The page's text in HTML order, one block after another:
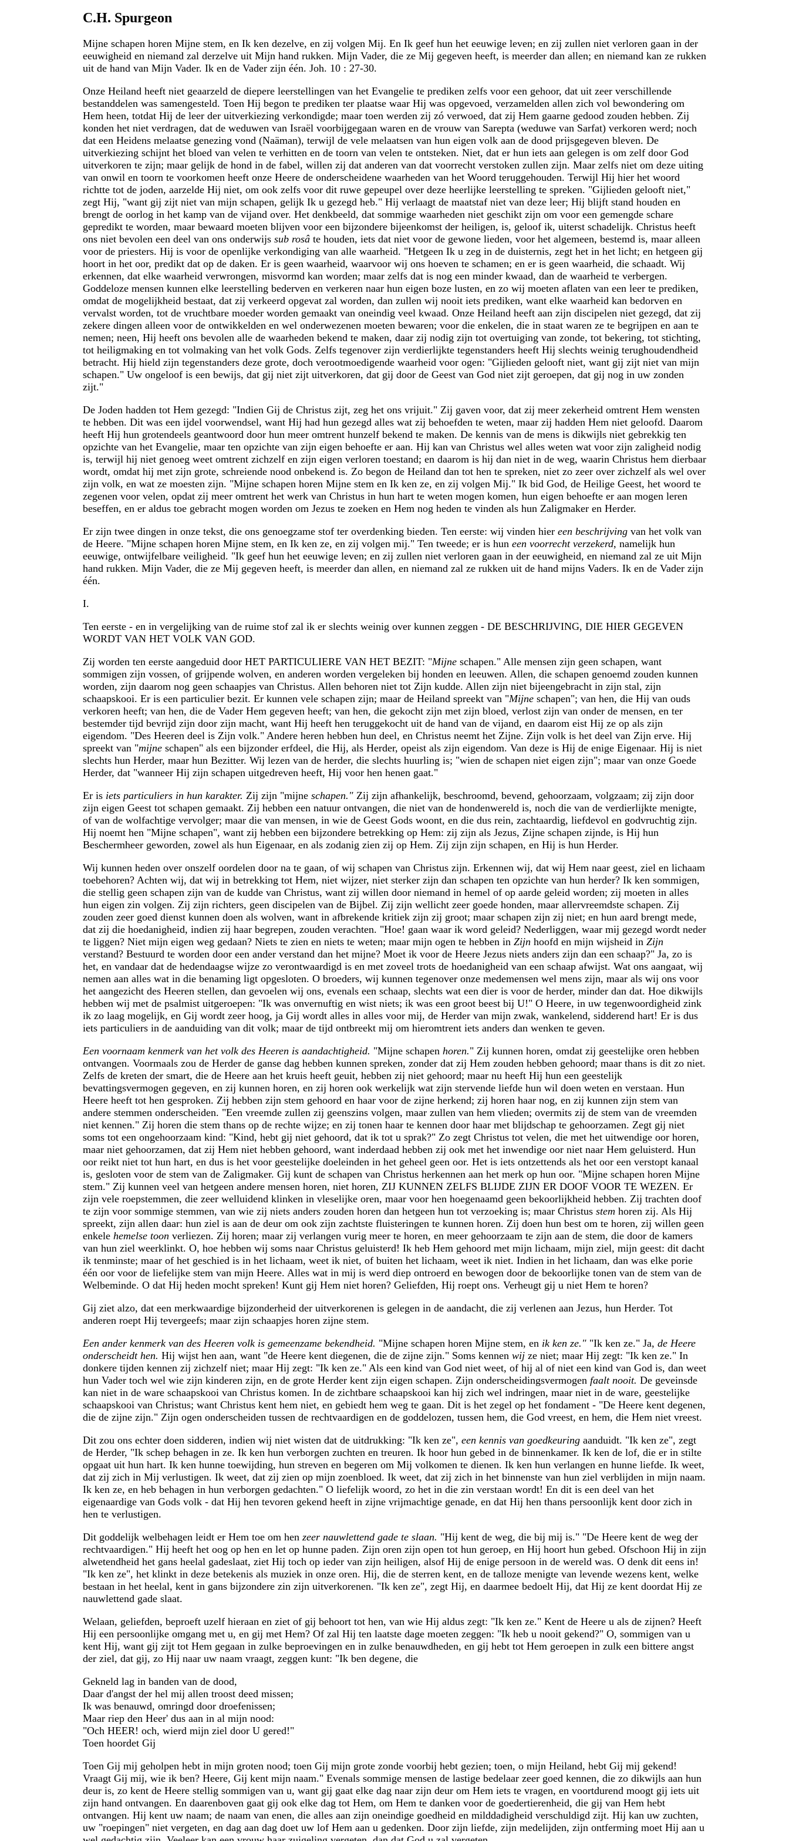
C.H. Spurgeon
Mijne schapen horen Mijne stem, en Ik ken dezelve, en zij volgen Mij. En Ik geef hun het eeuwige leven; en zij zullen niet verloren gaan in der
eeuwigheid en niemand zal derzelve uit Mijn hand rukken. Mijn Vader, die ze Mij gegeven heeft, is meerder dan allen; en niemand kan ze rukken
uit de hand van Mijn Vader. Ik en de Vader zijn één. Joh. 10 : 27-30.
Onze Heiland heeft niet geaarzeld de diepere leerstellingen van het Evangelie te prediken zelfs voor een gehoor, dat uit zeer verschillende
bestanddelen was samengesteld. Toen Hij begon te prediken ter plaatse waar Hij was opgevoed, verzamelden allen zich vol bewondering om
Hem heen, totdat Hij de leer der uitverkiezing verkondigde; maar toen werden zij zó verwoed, dat zij Hem gaarne gedood zouden hebben. Zij
konden het niet verdragen, dat de weduwen van Israël voorbijgegaan waren en de vrouw van Sarepta (weduwe van Sarfat) verkoren werd; noch
dat een Heidens melaatse genezing vond (Naäman), terwijl de vele melaatsen van hun eigen volk aan de dood prijsgegeven bleven. De
uitverkiezing schijnt het bloed van velen te verhitten en de toorn van velen te ontsteken. Niet, dat er hun iets aan gelegen is om zelf door God
uitverkoren te zijn; maar gelijk de hond in de fabel, willen zij dat anderen van dat voorrecht verstoken zullen zijn. Maar zelfs niet om deze uiting
van onwil en toorn te voorkomen heeft onze Heere de onderscheidene waarheden van het Woord teruggehouden. Terwijl Hij hier het woord
richtte tot de joden, aarzelde Hij niet, om ook zelfs voor dit ruwe gepeupel over deze heerlijke leerstelling te spreken. "Gijlieden gelooft niet,"
zegt Hij, "want gij zijt niet van mijn schapen, gelijk Ik u gezegd heb." Hij verlaagt de maatstaf niet van deze leer; Hij blijft stand houden en
brengt de oorlog in het kamp van de vijand over. Het denkbeeld, dat sommige waarheden niet geschikt zijn om voor een gemengde schare
gepredikt te worden, maar bewaard moeten blijven voor een bijzondere bijeenkomst der heiligen, is, geloof ik, uiterst schadelijk. Christus heeft
ons niet bevolen een deel van ons onderwijs sub rosâte houden, iets dat niet voor de gewone lieden, voor het algemeen, bestemd is, maar alleen
voor de priesters. Hij is voor de openlijke verkondiging van alle waarheid. "Hetgeen Ik u zeg in de duisternis, zegt het in het licht; en hetgeen gij
hoort in het oor, predikt dat op de daken. Er is geen waarheid, waarvoor wij ons hoeven te schamen; en er is geen waarheid, die schaadt. Wij
erkennen, dat elke waarheid verwrongen, misvormd kan worden; maar zelfs dat is nog een minder kwaad, dan de waarheid te verbergen.
Goddeloze mensen kunnen elke leerstelling bederven en verkeren naar hun eigen boze lusten, en zo wij moeten aflaten van een leer te prediken,
omdat de mogelijkheid bestaat, dat zij verkeerd opgevat zal worden, dan zullen wij nooit iets prediken, want elke waarheid kan bedorven en
vervalst worden, tot de vruchtbare moeder worden gemaakt van oneindig veel kwaad. Onze Heiland heeft aan zijn discipelen niet gezegd, dat zij
zekere dingen alleen voor de ontwikkelden en wel onderwezenen moeten bewaren; voor die enkelen, die in staat waren ze te begrijpen en aan te
nemen; neen, Hij heeft ons bevolen alle de waarheden bekend te maken, daar zij nodig zijn tot overtuiging van zonde, tot bekering, tot stichting,
tot heiligmaking en tot volmaking van het volk Gods. Zelfs tegenover zijn verdierlijkte tegenstanders heeft Hij slechts weinig terughoudendheid
betracht. Hij hield zijn tegenstanders deze grote, doch verootmoedigende waarheid voor ogen: "Gijlieden gelooft niet, want gij zijt niet van mijn
schapen." Uw ongeloof is een bewijs, dat gij niet zijt uitverkoren, dat gij door de Geest van God niet zijt geroepen, dat gij nog in uw zonden
zijt."
De Joden hadden tot Hem gezegd: "Indien Gij de Christus zijt, zeg het ons vrijuit." Zij gaven voor, dat zij meer zekerheid omtrent Hem wensten
te hebben. Dit was een ijdel voorwendsel, want Hij had hun gezegd alles wat zij behoefden te weten, maar zij hadden Hem niet geloofd. Daarom
heeft Hij hun grotendeels geantwoord door hun meer omtrent hunzelf bekend te maken. De kennis van de mens is dikwijls niet gebrekkig ten
opzichte van het Evangelie, maar ten opzichte van zijn eigen behoefte er aan. Hij kan van Christus wel alles weten wat voor zijn zaligheid nodig
is, terwijl hij niet genoeg weet omtrent zichzelf en zijn eigen verloren toestand; en daarom is hij dan niet in de weg, waarin Christus hem dierbaar
wordt, omdat hij met zijn grote, schreiende nood onbekend is. Zo begon de Heiland dan tot hen te spreken, niet zo zeer over zichzelf als wel over
zijn volk, en wat ze moesten zijn. "Mijne schapen horen Mijne stem en Ik ken ze, en zij volgen Mij." Ik bid God, de Heilige Geest, het woord te
zegenen voor velen, opdat zij meer omtrent het werk van Christus in hun hart te weten mogen komen, hun eigen behoefte er aan mogen leren
beseffen, en er aldus toe gebracht mogen worden om Jezus te zoeken en Hem nog heden te vinden als hun Zaligmaker en Herder.
Er zijn twee dingen in onze tekst, die ons genoegzame stof ter overdenking bieden. Ten eerste: wij vinden hier een beschrijvingvan het volk van
de Heere. "Mijne schapen horen Mijne stem, en Ik ken ze, en zij volgen mij." Ten tweede; er is hun een voorrecht verzekerd, namelijk hun
eeuwige, ontwijfelbare veiligheid. "Ik geef hun het eeuwige leven; en zij zullen niet verloren gaan in der eeuwigheid, en niemand zal ze uit Mijn
hand rukken. Mijn Vader, die ze Mij gegeven heeft, is meerder dan allen, en niemand zal ze rukken uit de hand mijns Vaders. Ik en de Vader zijn
één.
I.
Ten eerste - en in vergelijking van de ruime stof zal ik er slechts weinig over kunnen zeggen - DE BESCHRIJVING, DIE HIER GEGEVEN
WORDT VAN HET VOLK VAN GOD.
Zij worden ten eerste aangeduid door HET PARTICULIERE VAN HET BEZIT: "Mijneschapen." Alle mensen zijn geen schapen, want
sommigen zijn vossen, of grijpende wolven, en anderen worden vergeleken bij honden en leeuwen. Allen, die schapen genoemd zouden kunnen
worden, zijn daarom nog geen schaapjes van Christus. Allen behoren niet tot Zijn kudde. Allen zijn niet bijeengebracht in zijn stal, zijn
schaapskooi. Er is een particulier bezit. Er kunnen vele schapen zijn; maar de Heiland spreekt van "Mijneschapen"; van hen, die Hij van ouds
verkoren heeft; van hen, die de Vader Hem gegeven heeft; van hen, die gekocht zijn met zijn bloed, verlost zijn van onder de mensen, en ter
bestemder tijd bevrijd zijn door zijn macht, want Hij heeft hen teruggekocht uit de hand van de vijand, en daarom eist Hij ze op als zijn
eigendom. "Des Heeren deel is Zijn volk." Andere heren hebben hun deel, en Christus neemt het Zijne. Zijn volk is het deel van Zijn erve. Hij
spreekt van "mijneschapen" als een bijzonder erfdeel, die Hij, als Herder, opeist als zijn eigendom. Van deze is Hij de enige Eigenaar. Hij is niet
slechts hun Herder, maar hun Bezitter. Wij lezen van de herder, die slechts huurling is; "wien de schapen niet eigen zijn"; maar van onze Goede
Herder, dat "wanneer Hij zijn schapen uitgedreven heeft, Hij voor hen henen gaat."
Er is iets particuliers in hun karakter. Zij zijn "mijne schapen."Zij zijn afhankelijk, beschroomd, bevend, gehoorzaam, volgzaam; zij zijn door
zijn eigen Geest tot schapen gemaakt. Zij hebben een natuur ontvangen, die niet van de hondenwereld is, noch die van de verdierlijkte menigte,
of van de wolfachtige vervolger; maar die van mensen, in wie de Geest Gods woont, en die dus rein, zachtaardig, liefdevol en godvruchtig zijn.
Hij noemt hen "Mijne schapen", want zij hebben een bijzondere betrekking op Hem: zij zijn als Jezus, Zijne schapen zijnde, is Hij hun
Beschermheer geworden, zowel als hun Eigenaar, en als zodanig zien zij op Hem. Zij zijn zijn schapen, en Hij is hun Herder.
Wij kunnen heden over onszelf oordelen door na te gaan, of wij schapen van Christus zijn. Erkennen wij, dat wij Hem naar geest, ziel en lichaam
toebehoren? Achten wij, dat wij in betrekking tot Hem, niet wijzer, niet sterker zijn dan schapen ten opzichte van hun herder? Ik ken sommigen,
die stellig geen schapen zijn van de kudde van Christus, want zij willen door niemand in hemel of op aarde geleid worden; zij moeten in alles
hun eigen zin volgen. Zij zijn richters, geen discipelen van de Bijbel. Zij zijn wellicht zeer goede honden, maar allervreemdste schapen. Zij
zouden zeer goed dienst kunnen doen als wolven, want in afbrekende kritiek zijn zij groot; maar schapen zijn zij niet; en hun aard brengt mede,
dat zij die hoedanigheid, indien zij haar begrepen, zouden verachten. "Hoe! gaan waar ik word geleid? Nederliggen, waar mij gezegd wordt neder
te liggen? Niet mijn eigen weg gedaan? Niets te zien en niets te weten; maar mijn ogen te hebben in Zijn hoofd en mijn wijsheid in Zijn
verstand? Bestuurd te worden door een ander verstand dan het mijne? Moet ik voor de Heere Jezus niets anders zijn dan een schaap?" Ja, zo is
het, en vandaar dat de hedendaagse wijze zo verontwaardigd is en met zoveel trots de hoedanigheid van een schaap afwijst. Wat ons aangaat, wij
nemen aan alles wat in die benaming ligt opgesloten. O broeders, wij kunnen tegenover onze medemensen wel mens zijn, maar als wij ons voor
het aangezicht des Heeren stellen, dan gevoelen wij ons, evenals een schaap, slechts wat een dier is voor de herder, minder dan dat. Hoe dikwijls
hebben wij met de psalmist uitgeroepen: "Ik was onvernuftig en wist niets; ik was een groot beest bij U!" O Heere, in uw tegenwoordigheid zink
ik zo laag mogelijk, en Gij wordt zeer hoog, ja Gij wordt alles in alles voor mij, de Herder van mijn zwak, wankelend, sidderend hart! Er is dus
iets particuliers in de aanduiding van dit volk; maar de tijd ontbreekt mij om hieromtrent iets anders dan wenken te geven.
Een voornaam kenmerk van het volk des Heeren is aandachtigheid. "Mijne schapen horen." Zij kunnen horen, omdat zij geestelijke oren hebben
ontvangen. Voormaals zou de Herder de ganse dag hebben kunnen spreken, zonder dat zij Hem zouden hebben gehoord; maar thans is dit zo niet.
Zelfs de kreten der smart, die de Heere aan het kruis heeft geuit, hebben zij niet gehoord; maar nu heeft Hij hun een geestelijk
bevattingsvermogen gegeven, en zij kunnen horen, en zij horen ook werkelijk wat zijn stervende liefde hun wil doen weten en verstaan. Hun
Heere heeft tot hen gesproken. Zij hebben zijn stem gehoord en haar voor de zijne herkend; zij horen haar nog, en zij kunnen zijn stem van
andere stemmen onderscheiden. "Een vreemde zullen zij geenszins volgen, maar zullen van hem vlieden; overmits zij de stem van de vreemden
niet kennen." Zij horen die stem thans op de rechte wijze; en zij tonen haar te kennen door haar met blijdschap te gehoorzamen. Zegt gij niet
soms tot een ongehoorzaam kind: "Kind, hebt gij niet gehoord, dat ik tot u sprak?" Zo zegt Christus tot velen, die met het uitwendige oor horen,
maar niet gehoorzamen, dat zij Hem niet hebben gehoord, want inderdaad hebben zij ook met het inwendige oor niet naar Hem geluisterd. Hun
oor reikt niet tot hun hart, en dus is het voor geestelijke doeleinden in het geheel geen oor. Het is iets ontzettends als het oor een verstopt kanaal
is, gesloten voor de stem van de Zaligmaker. Gij kunt de schapen van Christus herkennen aan het merk op hun oor. "Mijne schapen horen Mijne
stem." Zij kunnen veel van hetgeen andere mensen horen, niet horen, ZIJ KUNNEN ZELFS BLIJDE ZIJN ER DOOF VOOR TE WEZEN. Er
zijn vele roepstemmen, die zeer welluidend klinken in vleselijke oren, maar voor hen hoegenaamd geen bekoorlijkheid hebben. Zij trachten doof
te zijn voor sommige stemmen, van wie zij niets anders zouden horen dan hetgeen hun tot verzoeking is; maar Christus stem horen zij. Als Hij
spreekt, zijn allen daar: hun ziel is aan de deur om ook zijn zachtste fluisteringen te kunnen horen. Zij doen hun best om te horen, zij willen geen
enkele hemelse toon verliezen. Zij horen; maar zij verlangen vurig meer te horen, en meer gehoorzaam te zijn aan de stem, die door de kamers
van hun ziel weerklinkt. O, hoe hebben wij soms naar Christus geluisterd! Ik heb Hem gehoord met mijn lichaam, mijn ziel, mijn geest: dit dacht
ik tenminste; maar of het geschied is in het lichaam, weet ik niet, of buiten het lichaam, weet ik niet. Indien in het lichaam, dan was elke porie
één oor voor de liefelijke stem van mijn Heere. Alles wat in mij is werd diep ontroerd en bewogen door de bekoorlijke tonen van de stem van de
Welbeminde. O dat Hij heden mocht spreken! Kunt gij Hem niet horen? Geliefden, Hij roept ons. Verheugt gij u niet Hem te horen?
Gij ziet alzo, dat een merkwaardige bijzonderheid der uitverkorenen is gelegen in de aandacht, die zij verlenen aan Jezus, hun Herder. Tot
anderen roept Hij tevergeefs; maar zijn schaapjes horen zijne stem.
Een ander kenmerk van des Heeren volk is gemeenzame bekendheid. "Mijne schapen horen Mijne stem, en ik ken ze.""Ik ken ze." Ja, de Heere
onderscheidt hen. Hij wijst hen aan, want "de Heere kent diegenen, die de zijne zijn." Soms kennen wijze niet; maar Hij zegt: "Ik ken ze." In
donkere tijden kennen zij zichzelf niet; maar Hij zegt: "Ik ken ze." Als een kind van God niet weet, of hij al of niet een kind van God is, dan weet
hun Vader toch wel wie zijn kinderen zijn, en de grote Herder kent zijn eigen schapen. Zijn onderscheidingsvermogen faalt nooit. De geveinsde
kan niet in de ware schaapskooi van Christus komen. In de zichtbare schaapskooi kan hij zich wel indringen, maar niet in de ware, geestelijke
schaapskooi van Christus; want Christus kent hem niet, en gebiedt hem weg te gaan. Dit is het zegel op het fondament - "De Heere kent degenen,
die de zijne zijn." Zijn ogen onderscheiden tussen de rechtvaardigen en de goddelozen, tussen hem, die God vreest, en hem, die Hem niet vreest.
Dit zou ons echter doen sidderen, indien wij niet wisten dat de uitdrukking: "Ik ken ze", een kennis van goedkeuringaanduidt. "Ik ken ze", zegt
de Herder, "Ik schep behagen in ze. Ik ken hun verborgen zuchten en treuren. Ik hoor hun gebed in de binnenkamer. Ik ken de lof, die er in stilte
opgaat uit hun hart. Ik ken hunne toewijding, hun streven en begeren om Mij volkomen te dienen. Ik ken hun verlangen en hunne liefde. Ik weet,
dat zij zich in Mij verlustigen. Ik weet, dat zij zien op mijn zoenbloed. Ik weet, dat zij zich in het binnenste van hun ziel verblijden in mijn naam.
Ik ken ze, en heb behagen in hun verborgen gedachten." O liefelijk woord, zo het in die zin verstaan wordt! En dit is een deel van het
eigenaardige van Gods volk - dat Hij hen tevoren gekend heeft in zijne vrijmachtige genade, en dat Hij hen thans persoonlijk kent door zich in
hen te verlustigen.
Dit goddelijk welbehagen leidt er Hem toe om hen zeer nauwlettend gade te slaan. "Hij kent de weg, die bij mij is." "De Heere kent de weg der
rechtvaardigen." Hij heeft het oog op hen en let op hunne paden. Zijn oren zijn open tot hun geroep, en Hij hoort hun gebed. Ofschoon Hij in zijn
alwetendheid het gans heelal gadeslaat, ziet Hij toch op ieder van zijn heiligen, alsof Hij de enige persoon in de wereld was. O denk dit eens in!
"Ik ken ze", het klinkt in deze betekenis als muziek in onze oren. Hij, die de sterren kent, en de talloze menigte van levende wezens kent, welke
bestaan in het heelal, kent in gans bijzondere zin zijn uitverkorenen. "Ik ken ze", zegt Hij, en daarmee bedoelt Hij, dat Hij ze kent doordat Hij ze
nauwlettend gade slaat.
Welaan, geliefden, beproeft uzelf hieraan en ziet of gij behoort tot hen, van wie Hij aldus zegt: "Ik ken ze." Kent de Heere u als de zijnen? Heeft
Hij een persoonlijke omgang met u, en gij met Hem? Of zal Hij ten laatste dage moeten zeggen: "Ik heb u nooit gekend?" O, sommigen van u
kent Hij, want gij zijt tot Hem gegaan in zulke beproevingen en in zulke benauwdheden, en gij hebt tot Hem geroepen in zulk een bittere angst
der ziel, dat gij, zo Hij naar uw naam vraagt, zeggen kunt: "Ik ben degene, die
Gekneld lag in banden van de dood,
Daar d'angst der hel mij allen troost deed missen;
Ik was benauwd, omringd door droefenissen;
Maar riep den Heer' dus aan in al mijn nood:
"Och HEER! och, wierd mijn ziel door U gered!"
Toen hoordet Gij
Toen Gij mij geholpen hebt in mijn groten nood; toen Gij mijn grote zonde voorbij hebt gezien; toen, o mijn Heiland, hebt Gij mij gekend!
Vraagt Gij mij, wie ik ben? Heere, Gij kent mijn naam." Evenals sommige mensen de lastige bedelaar zeer goed kennen, die zo dikwijls aan hun
deur is, zo kent de Heere stellig sommigen van u, want gij gaat elke dag naar zijn deur om Hem iets te vragen, en voortdurend moogt gij iets uit
zijn hand ontvangen. En daarenboven gaat gij ook elke dag tot Hem, om Hem te danken voor de goedertierenheid, die gij van Hem hebt
ontvangen. Hij kent uw naam; de naam van enen, die alles aan zijn oneindige goedheid en milddadigheid verschuldigd zijt. Hij kan uw zuchten,
uw "roepingen" niet vergeten, en dag aan dag doet uw lof Hem aan u gedenken. Door zijn liefde, zijn medelijden, zijn ontferming moet Hij aan u